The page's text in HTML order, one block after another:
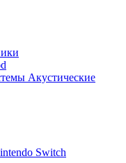
Акустические
Switch